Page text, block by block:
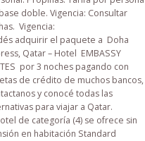
doble. Vigencia: Consultar
Vigencia:
adquirir el paquete a Doha
Qatar – Hotel EMBASSY
por 3 noches pagando con
de crédito de muchos bancos,
y conocé todas las
para viajar a Qatar.
de categoría (4) se ofrece sin
en habitación Standard